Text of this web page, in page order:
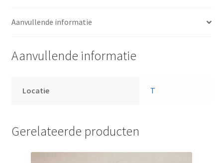
Aanvullende informatie
Aanvullende informatie
Locatie T
Gerelateerde producten